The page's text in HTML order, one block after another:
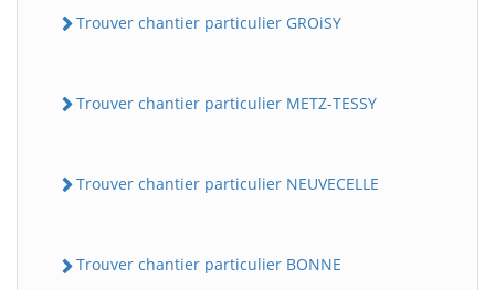
Trouver chantier particulier GROiSY
Trouver chantier particulier METZ-TESSY
Trouver chantier particulier NEUVECELLE
Trouver chantier particulier BONNE